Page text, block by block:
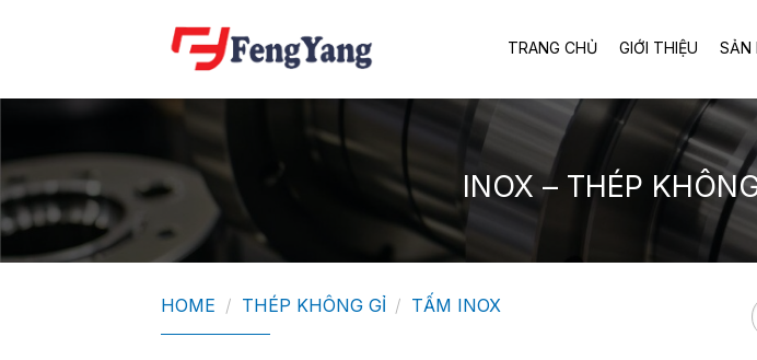
TRANG CHỦ GIỚI THIỆU SẢN
INOX – THÉP
HOME / THÉP KHÔNG GỈ / TẤM INOX